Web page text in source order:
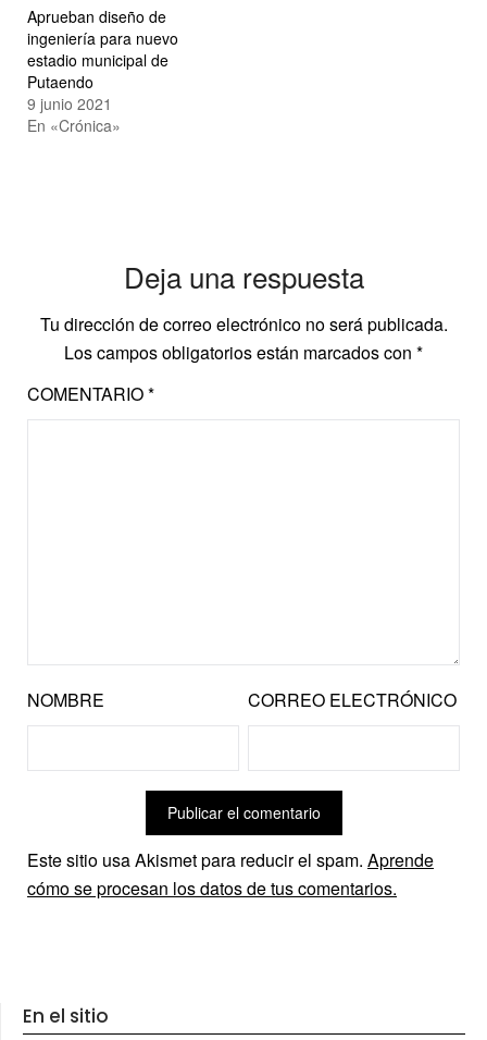
Aprueban diseño de
ingeniería para nuevo
estadio municipal de
Putaendo
9 junio 2021
En «Crónica»
Deja una respuesta
Tu dirección de correo electrónico no será publicada.
Los campos obligatorios están marcados con *
COMENTARIO*
NOMBRE CORREO ELECTRÓNICO
Este sitio usa Akismet para reducir el spam. Aprende
cómo se procesan los datos de tus comentarios.
En el sitio